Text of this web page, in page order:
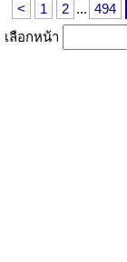
< 1 2 ... 494
เลือกหน้า